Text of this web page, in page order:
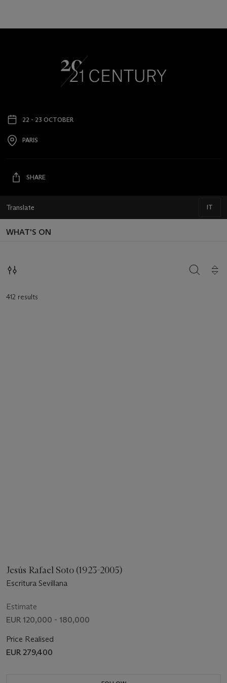
Event
date
22 - 23 OCTOBER
EventPARIS
SHARE
Translate IT
IT
WHAT'S ON
412 results
SEARCH
Jesús Rafael Soto (1923-2005)
Escritura Sevillana
Estimate
EUR 120,000 - 180,000
Price Realised
EUR 279,400